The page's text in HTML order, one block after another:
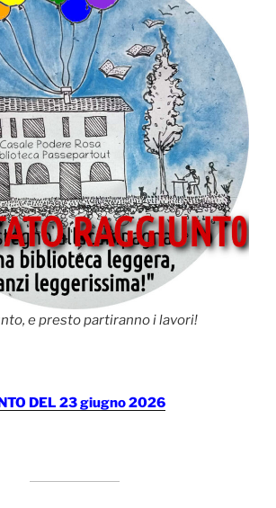
e presto partiranno i lavori!
DEL 23 giugno 2026